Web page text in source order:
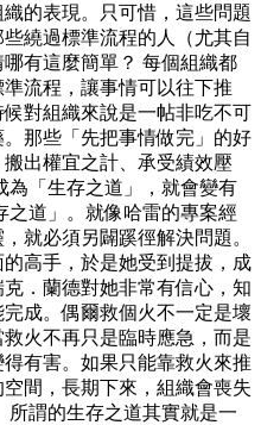
的表現。只可惜，這些問題
繞過標準流程的人（尤其自
有這麼簡單？ 每個組織都
流程，讓事情可以往下推
對組織來說是一帖非吃不可
那些「先把事情做完」的好
出權宜之計、承受績效壓
為「生存之道」，就會變有
之道」。就像哈雷的專案經
就必須另闢蹊徑解決問題。
高手，於是她受到提拔，成
．蘭德對她非常有信心，知
成。偶爾救個火不一定是壞
火不再只是臨時應急，而是
有害。如果只能靠救火來推
間，長期下來，組織會喪失
所謂的生存之道其實就是一